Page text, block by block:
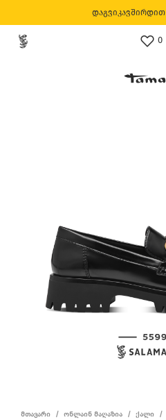
დაგვიკავშირდით
0
ᲛᲗᲐᲕᲐᲠᲘ / ᲝᲜᲚᲐᲘᲜ ᲛᲐᲦᲐᲖᲘᲐ / ᲥᲐᲚᲘ /